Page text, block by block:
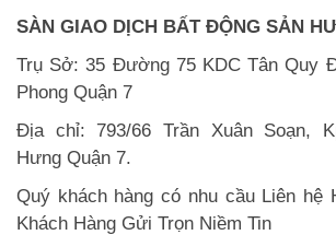
SÀN GIAO DỊCH BẤT ĐỘNG SẢN
Trụ Sở: 35 Đường 75 KDC Tân Quy
Phong Quận 7
Địa chỉ: 793/66 Trần Xuân Soạn,
Hưng Quận 7.
Quý khách hàng có nhu cầu Liên hệ
Khách Hàng Gửi Trọn Niềm Tin